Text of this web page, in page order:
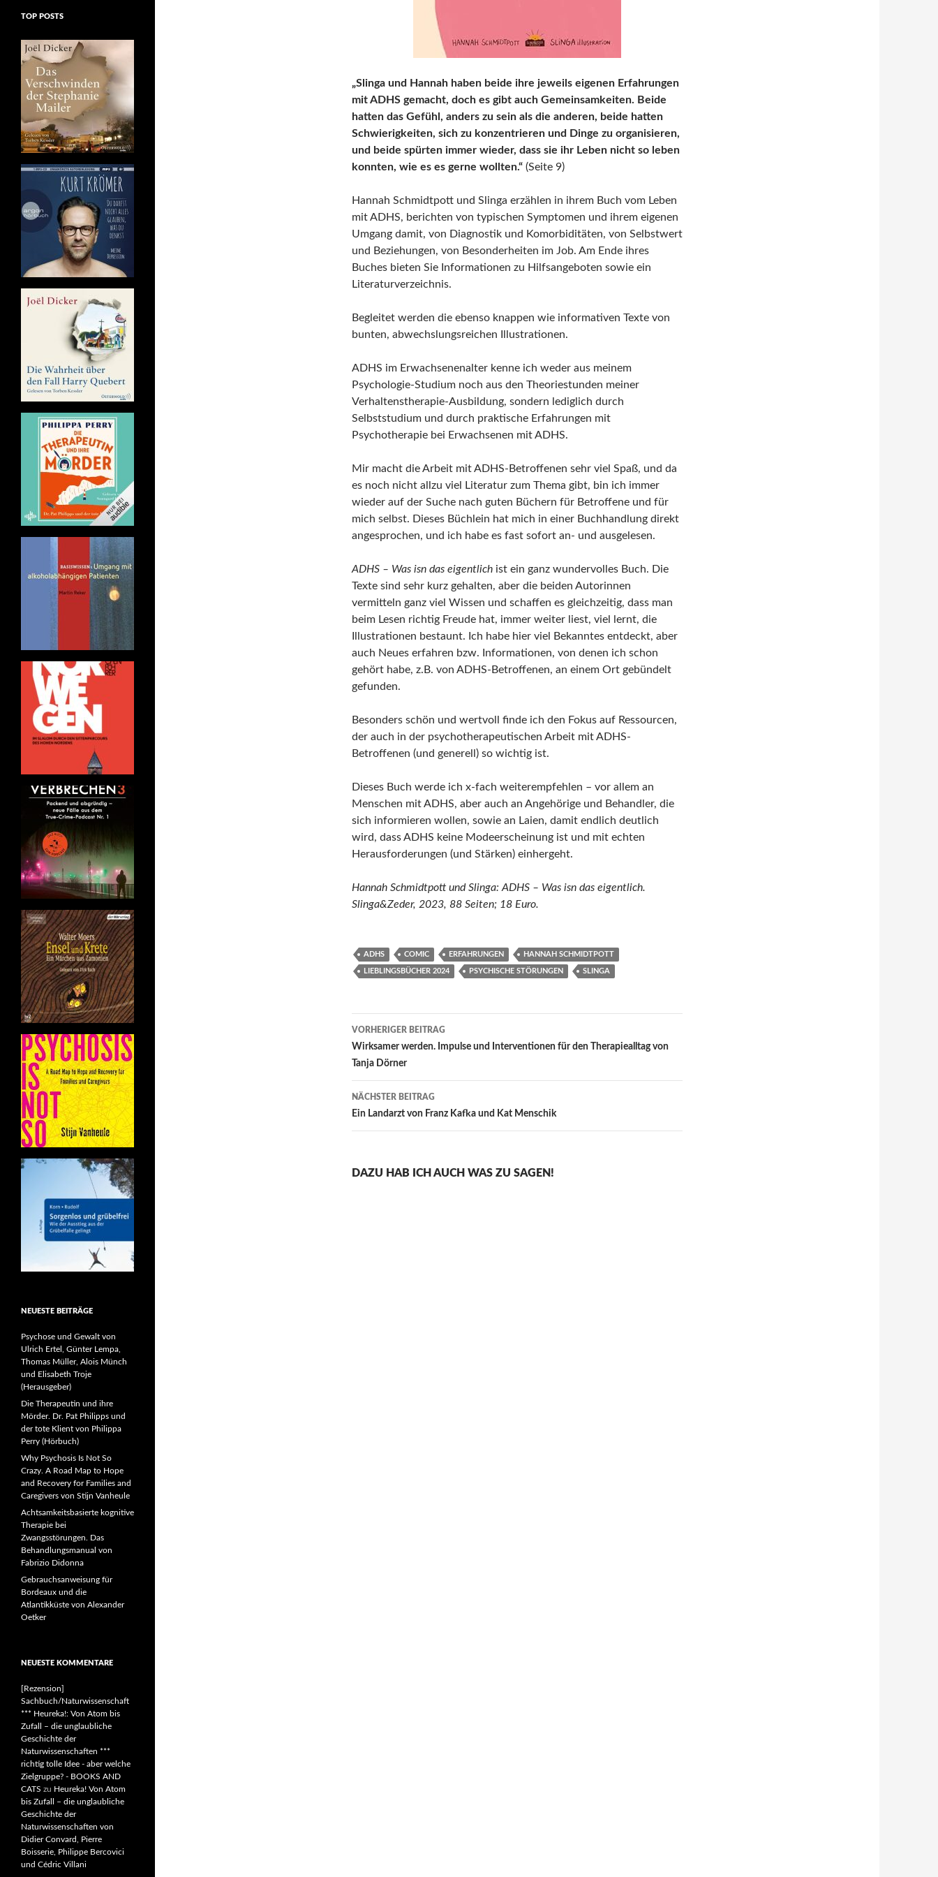
„Slinga und Hannah haben beide ihre jeweils eigenen Erfahrungen
mit ADHS gemacht, doch es gibt auch Gemeinsamkeiten. Beide
hatten das Gefühl, anders zu sein als die anderen, beide hatten
Schwierigkeiten, sich zu konzentrieren und Dinge zu organisieren,
und beide spürten immer wieder, dass sie ihr Leben nicht so leben
konnten, wie es es gerne wollten.“ (Seite 9)
Hannah Schmidtpott und Slinga erzählen in ihrem Buch vom Leben
mit ADHS, berichten von typischen Symptomen und ihrem eigenen
Umgang damit, von Diagnostik und Komorbiditäten, von Selbstwert
und Beziehungen, von Besonderheiten im Job. Am Ende ihres
Buches bieten Sie Informationen zu Hilfsangeboten sowie ein
Literaturverzeichnis.
Begleitet werden die ebenso knappen wie informativen Texte von
bunten, abwechslungsreichen Illustrationen.
ADHS im Erwachsenenalter kenne ich weder aus meinem
Psychologie-Studium noch aus den Theoriestunden meiner
Verhaltenstherapie-Ausbildung, sondern lediglich durch
Selbststudium und durch praktische Erfahrungen mit
Psychotherapie bei Erwachsenen mit ADHS.
Mir macht die Arbeit mit ADHS-Betroffenen sehr viel Spaß, und da
es noch nicht allzu viel Literatur zum Thema gibt, bin ich immer
wieder auf der Suche nach guten Büchern für Betroffene und für
mich selbst. Dieses Büchlein hat mich in einer Buchhandlung direkt
angesprochen, und ich habe es fast sofort an- und ausgelesen.
ADHS – Was isn das eigentlich ist ein ganz wundervolles Buch. Die
Texte sind sehr kurz gehalten, aber die beiden Autorinnen
vermitteln ganz viel Wissen und schaffen es gleichzeitig, dass man
beim Lesen richtig Freude hat, immer weiter liest, viel lernt, die
Illustrationen bestaunt. Ich habe hier viel Bekanntes entdeckt, aber
auch Neues erfahren bzw. Informationen, von denen ich schon
gehört habe, z.B. von ADHS-Betroffenen, an einem Ort gebündelt
gefunden.
Besonders schön und wertvoll finde ich den Fokus auf Ressourcen,
der auch in der psychotherapeutischen Arbeit mit ADHS-
Betroffenen (und generell) so wichtig ist.
Dieses Buch werde ich x-fach weiterempfehlen – vor allem an
Menschen mit ADHS, aber auch an Angehörige und Behandler, die
sich informieren wollen, sowie an Laien, damit endlich deutlich
wird, dass ADHS keine Modeerscheinung ist und mit echten
Herausforderungen (und Stärken) einhergeht.
Hannah Schmidtpott und Slinga: ADHS – Was isn das eigentlich.
Slinga&Zeder, 2023, 88 Seiten; 18 Euro.
ADHS COMIC ERFAHRUNGEN HANNAH SCHMIDTPOTT
LIEBLINGSBÜCHER 2024 PSYCHISCHE STÖRUNGEN SLINGA
Beitragsnavigation
VORHERIGER BEITRAG
Wirksamer werden. Impulse und Interventionen für den Therapiealltag von
Tanja Dörner
NÄCHSTER BEITRAG
Ein Landarzt von Franz Kafka und Kat Menschik
DAZU HAB ICH AUCH WAS ZU SAGEN!
TOP POSTS
NEUESTE BEITRÄGE
Psychose und Gewalt von
Ulrich Ertel, Günter Lempa,
Thomas Müller, Alois Münch
und Elisabeth Troje
(Herausgeber)
Die Therapeutin und ihre
Mörder. Dr. Pat Philipps und
der tote Klient von Philippa
Perry (Hörbuch)
Why Psychosis Is Not So
Crazy. A Road Map to Hope
and Recovery for Families and
Caregivers von Stijn Vanheule
Achtsamkeitsbasierte kognitive
Therapie bei
Zwangsstörungen. Das
Behandlungsmanual von
Fabrizio Didonna
Gebrauchsanweisung für
Bordeaux und die
Atlantikküste von Alexander
Oetker
NEUESTE KOMMENTARE
[Rezension]
Sachbuch/Naturwissenschaft
*** Heureka!: Von Atom bis
Zufall – die unglaubliche
Geschichte der
Naturwissenschaften ***
richtig tolle Idee - aber welche
Zielgruppe? - BOOKS AND
CATS zu Heureka! Von Atom
bis Zufall – die unglaubliche
Geschichte der
Naturwissenschaften von
Didier Convard, Pierre
Boisserie, Philippe Bercovici
und Cédric Villani